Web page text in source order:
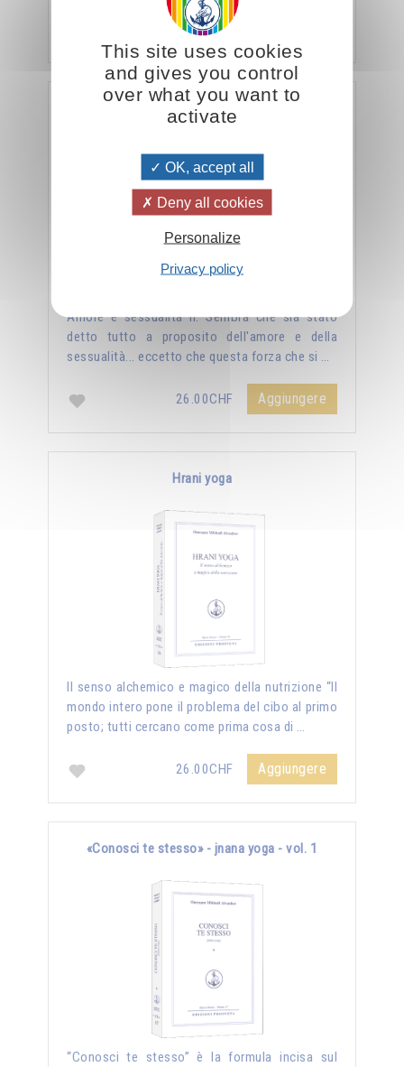
26.00CHF
La sessualità forza del cielo
Amore e sessualità II. Sembra che sia stato
detto tutto a proposito dell'amore e della
sessualità... eccetto che questa forza che si …
26.00CHF Aggiungere
Hrani yoga
Il senso alchemico e magico della nutrizione “Il
mondo intero pone il problema del cibo al primo
posto; tutti cercano come prima cosa di …
26.00CHF Aggiungere
«Conosci te stesso» - jnana yoga - vol. 1
“Conosci te stesso” è la formula incisa sul
This site uses cookies
and gives you control
over what you want to
activate
OK, accept all
Deny all cookies
Personalize
Privacy policy